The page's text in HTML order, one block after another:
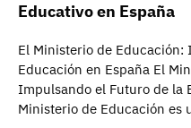
Educativo en España
El Ministerio de
Educación en España El
Impulsando el Futuro de la
Ministerio de Educación es